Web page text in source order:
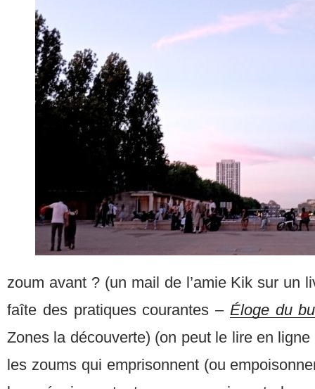
zoum avant ? (un mail de l’amie Kik sur un
faîte des pratiques courantes – Éloge du
Zones la découverte) (on peut le lire en
les zoums qui emprisonnent (ou